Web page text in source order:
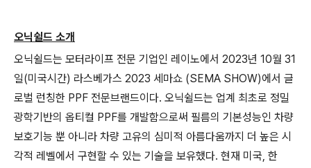
오닉쉴드 소개
오닉쉴드는 모터라이프 전문 기업인 레이노에서 2023년 10월 31
일(미국시간) 라스베가스 2023 세마쇼 (SEMA SHOW)에서 글
로벌 런칭한 PPF 전문브랜드이다. 오닉쉴드는 업계 최초로 정밀
광학기반의 옵티컬 PPF를 개발함으로써 필름의 기본성능인 차량
보호기능 뿐 아니라 차량 고유의 심미적 아름다움까지 더 높은 시
각적 레벨에서 구현할 수 있는 기술을 보유했다. 현재 미국, 한